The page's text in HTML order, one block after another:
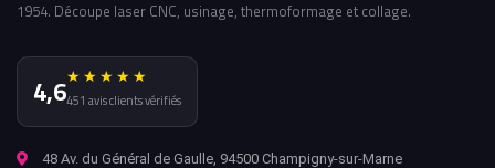
1954. Découpe laser CNC, usinage, thermoformage et collage.
4,6★★★★★
451 avis clients vérifiés
48 Av. du Général de Gaulle, 94500 Champigny-sur-Marne